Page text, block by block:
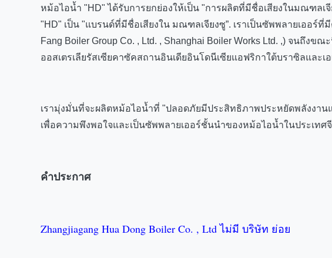
หม้อไอน้ำ "HD" ได้รับการยกย่องให้เป็น "การผลิตที่มีชื่อเสียงในมณฑ
"HD" เป็น "แบรนด์ที่มีชื่อเสียงใน มณฑลเจียงซู”. เราเป็นซัพพลายเออร์
Fang Boiler Group Co. , Ltd. , Shanghai Boiler Works Ltd. ,) จนถึง
ออสเตรเลียรัสเซียคาซัคสถานอินเดียอินโดนีเซียแอฟริกาใต้บราซิลและเ
เรามุ่งมั่นที่จะผลิตหม้อไอน้ำที่ "ปลอดภัยมีประสิทธิภาพประหยัดพลังงา
เพื่อความพึงพอใจและเป็นซัพพลายเออร์ชั้นนำของหม้อไอน้ำในประเทศ
คำประกาศ
Zhangjiagang Hua Dong Boiler Co. , Ltd ไม่มี บริษัท ย่อย